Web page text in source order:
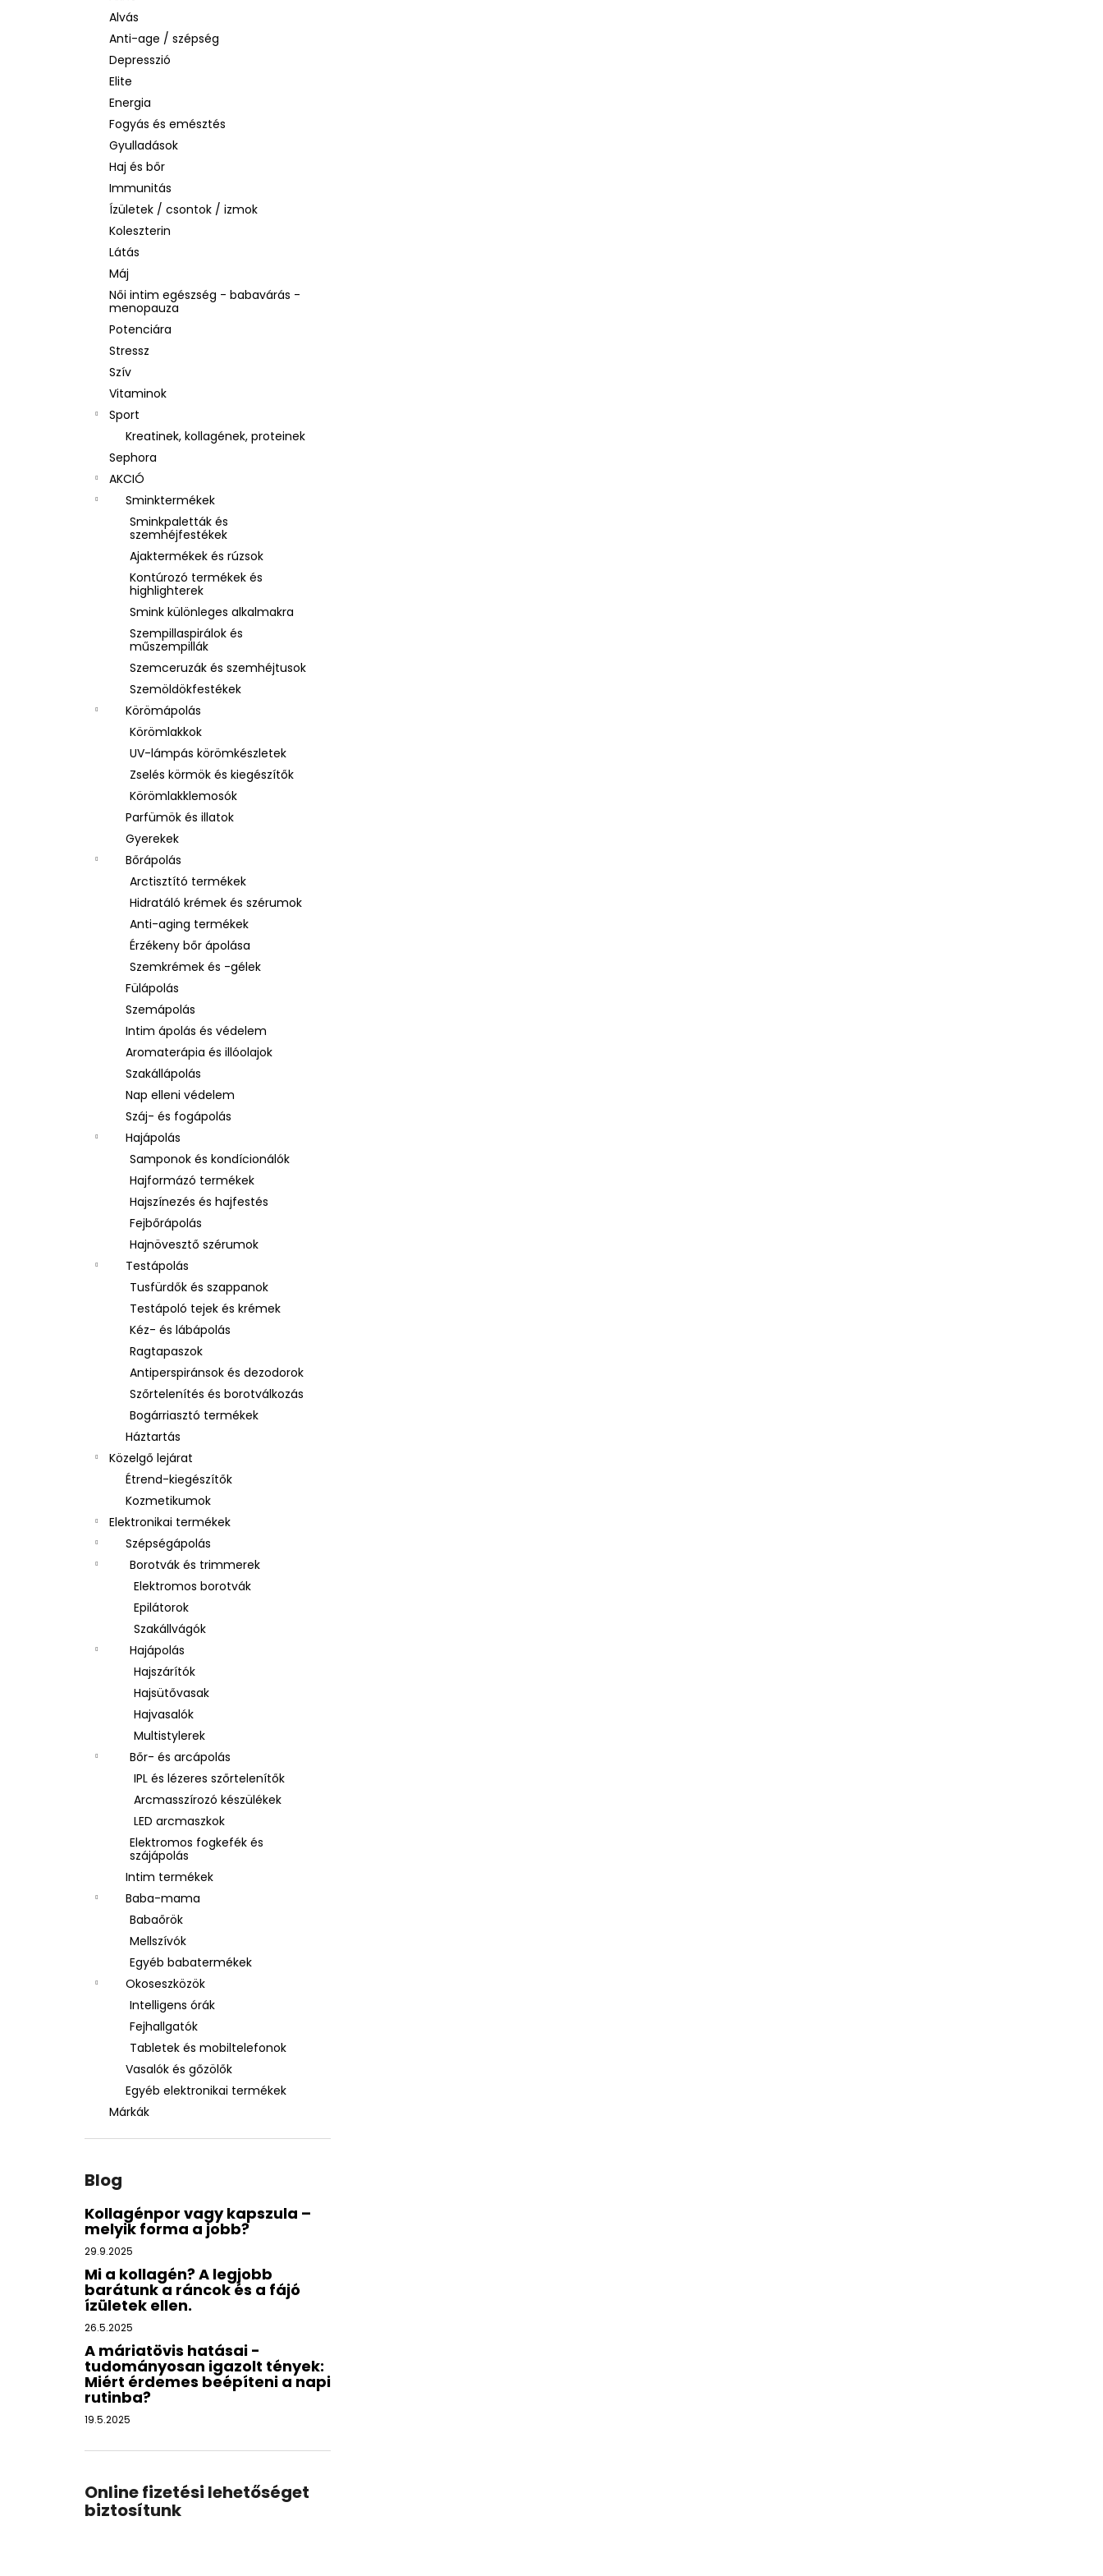
Alvás
Anti-age / szépség
Depresszió
Elite
Energia
Fogyás és emésztés
Gyulladások
Haj és bőr
Immunitás
Ízületek / csontok / izmok
Koleszterin
Látás
Máj
Női intim egészség - babavárás -
menopauza
Potenciára
Stressz
Szív
Vitaminok
Sport
Kreatinek, kollagének, proteinek
Sephora
AKCIÓ
Sminktermékek
Sminkpaletták és
szemhéjfestékek
Ajaktermékek és rúzsok
Kontúrozó termékek és
highlighterek
Smink különleges alkalmakra
Szempillaspirálok és
műszempillák
Szemceruzák és szemhéjtusok
Szemöldökfestékek
Körömápolás
Körömlakkok
UV-lámpás körömkészletek
Zselés körmök és kiegészítők
Körömlakklemosók
Parfümök és illatok
Gyerekek
Bőrápolás
Arctisztító termékek
Hidratáló krémek és szérumok
Anti-aging termékek
Érzékeny bőr ápolása
Szemkrémek és -gélek
Fülápolás
Szemápolás
Intim ápolás és védelem
Aromaterápia és illóolajok
Szakállápolás
Nap elleni védelem
Száj- és fogápolás
Hajápolás
Samponok és kondícionálók
Hajformázó termékek
Hajszínezés és hajfestés
Fejbőrápolás
Hajnövesztő szérumok
Testápolás
Tusfürdők és szappanok
Testápoló tejek és krémek
Kéz- és lábápolás
Ragtapaszok
Antiperspiránsok és dezodorok
Szőrtelenítés és borotválkozás
Bogárriasztó termékek
Háztartás
Közelgő lejárat
Étrend-kiegészítők
Kozmetikumok
Elektronikai termékek
Szépségápolás
Borotvák és trimmerek
Elektromos borotvák
Epilátorok
Szakállvágók
Hajápolás
Hajszárítók
Hajsütővasak
Hajvasalók
Multistylerek
Bőr- és arcápolás
IPL és lézeres szőrtelenítők
Arcmasszírozó készülékek
LED arcmaszkok
Elektromos fogkefék és
szájápolás
Intim termékek
Baba-mama
Babaőrök
Mellszívók
Egyéb babatermékek
Okoseszközök
Intelligens órák
Fejhallgatók
Tabletek és mobiltelefonok
Vasalók és gőzölők
Egyéb elektronikai termékek
Márkák
Blog
Kollagénpor vagy kapszula –
melyik forma a jobb?
29.9.2025
Mi a kollagén? A legjobb
barátunk a ráncok és a fájó
ízületek ellen.
26.5.2025
A máriatövis hatásai -
tudományosan igazolt tények:
Miért érdemes beépíteni a napi
rutinba?
19.5.2025
Online fizetési lehetőséget
biztosítunk
SOL DE JANEIRO RIO RADIANCE BODY
LOTION – SPF 50 TESTÁPOLÓ, 200 ML
2 930 Ft
Korábbi: 14 990 Ft